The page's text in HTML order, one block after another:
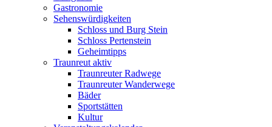
Gastronomie
Sehenswürdigkeiten
Schloss und Burg Stein
Schloss Pertenstein
Geheimtipps
Traunreut aktiv
Traunreuter Radwege
Traunreuter Wanderwege
Bäder
Sportstätten
Kultur